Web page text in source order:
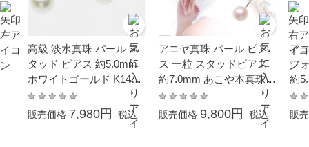
高級 淡水真珠 パール ス
タッド ピアス 約5.0mm
ホワイトゴールド K14W
G
販売価格 7,980円 税込
アコヤ真珠 パール ピア
ス 一粒 スタッドピアス
約7.0mm あこや本真珠
ホワイトゴールド K14W
G 結婚式 葬儀 冠婚葬祭
成人式 卒業式 入学式 母
販売価格 9,800円 税込
ア
フ
約
V
販